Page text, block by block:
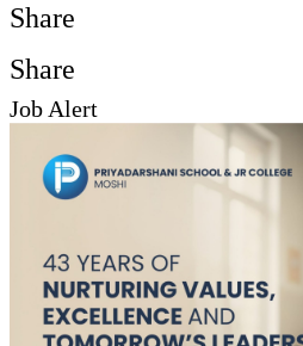
Share
Facebook
Twitter
LinkedIn
Pinterest
WhatsApp
Telegram
Share
via
Email
Print
Share
Facebook
Twitter
LinkedIn
Pinterest
Messenger
Messenger
WhatsApp
Telegram
Share
via
Print
Job Alert